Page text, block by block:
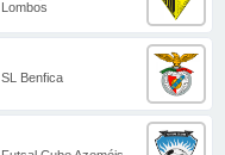
Lombos
SL Benfica